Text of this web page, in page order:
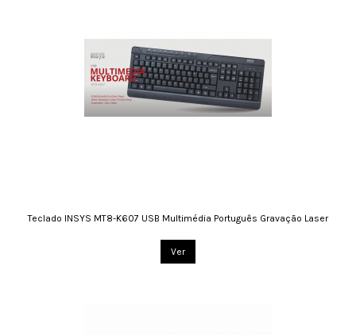
Teclado INSYS MT8-K607 USB Multimédia Português Gravação Laser
Ver